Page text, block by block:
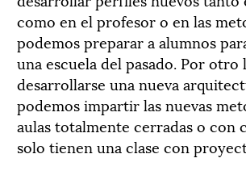
como en el profesor o en las
podemos preparar a alumnos
una escuela del pasado. Por otro
desarrollarse una nueva
podemos impartir las nuevas
aulas totalmente cerradas o con
solo tienen una clase con